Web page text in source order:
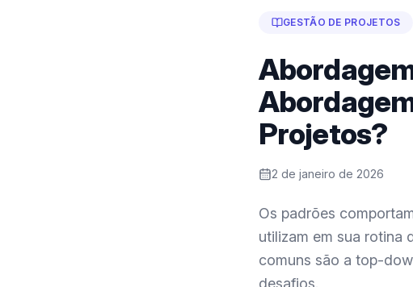
GESTÃO DE PROJETOS
Projetos?
2 de janeiro de 2026
Os padrões
utilizam em sua rotina
comuns são a top-
desafios.